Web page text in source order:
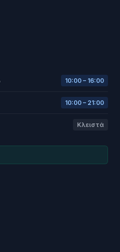
10:00 – 16:00
10:00 – 21:00
Κλειστά